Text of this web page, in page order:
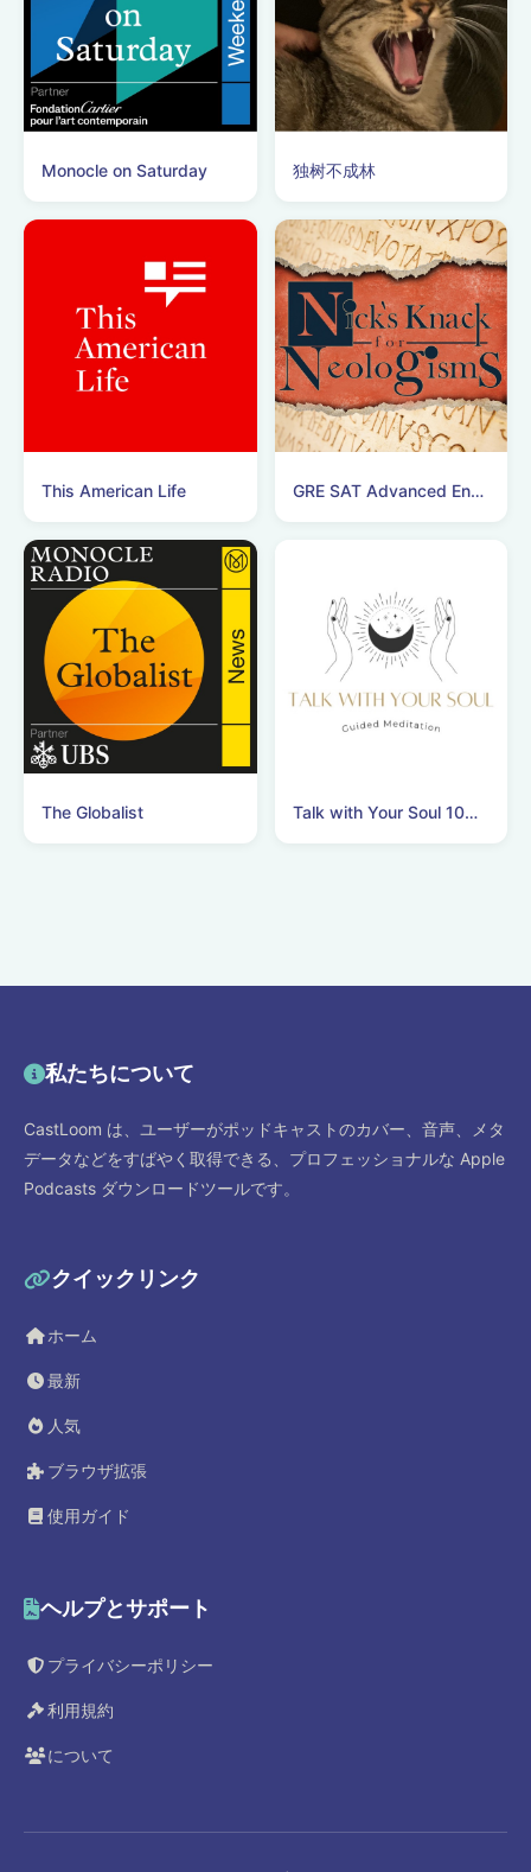
Monocle on Saturday 独树不成林
This American Life GRE SAT Advanced English Vocabulary Podcast!
The Globalist Talk with Your Soul 10分間瞑想
私たちについて
CastLoom は、ユーザーがポッドキャストのカバー、音声、メタ
データなどをすばやく取得できる、プロフェッショナルな Apple
Podcasts ダウンロードツールです。
クイックリンク
ホーム
最新
人気
ブラウザ拡張
使用ガイド
ヘルプとサポート
プライバシーポリシー
利用規約
について